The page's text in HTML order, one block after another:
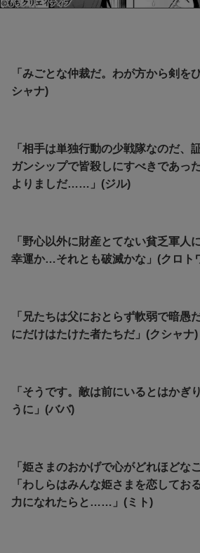
「みごとな仲裁だ。わが方から剣を
シャナ)
「相手は単独行動の少戦隊なのだ、
ガンシップで皆殺しにすべきであっ
よりましだ……」(ジル)
「野心以外に財産とてない貧乏軍人
幸運か…それとも破滅かな」(クロト
「兄たちは父におとらず軟弱で暗愚
にだけはたけた者たちだ」(クシャナ)
「そうです。敵は前にいるとはかぎ
うに」(ババ)
「姫さまのおかげで心がどれほどな
「わしらはみんな姫さまを恋してお
力になれたらと……」(ミト)